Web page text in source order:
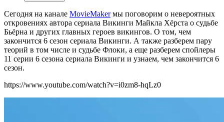
Сегодня на канале MovieMakerмы поговорим о невероятных
откровениях автора сериала Викинги Майкла Хёрста о судьбе
Бьёрна и других главных героев викингов. О том, чем
закончится 6 сезон сериала Викинги. А также разберем пару
теорий в том числе и судьбе Флоки, а еще разберем спойлеры
11 серии 6 сезона сериала Викинги и узнаем, чем закончится 6
сезон.
https://www.youtube.com/watch?v=i0zm8-hqLz0